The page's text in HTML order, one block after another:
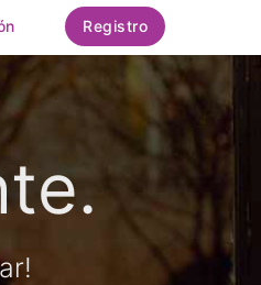
Registro